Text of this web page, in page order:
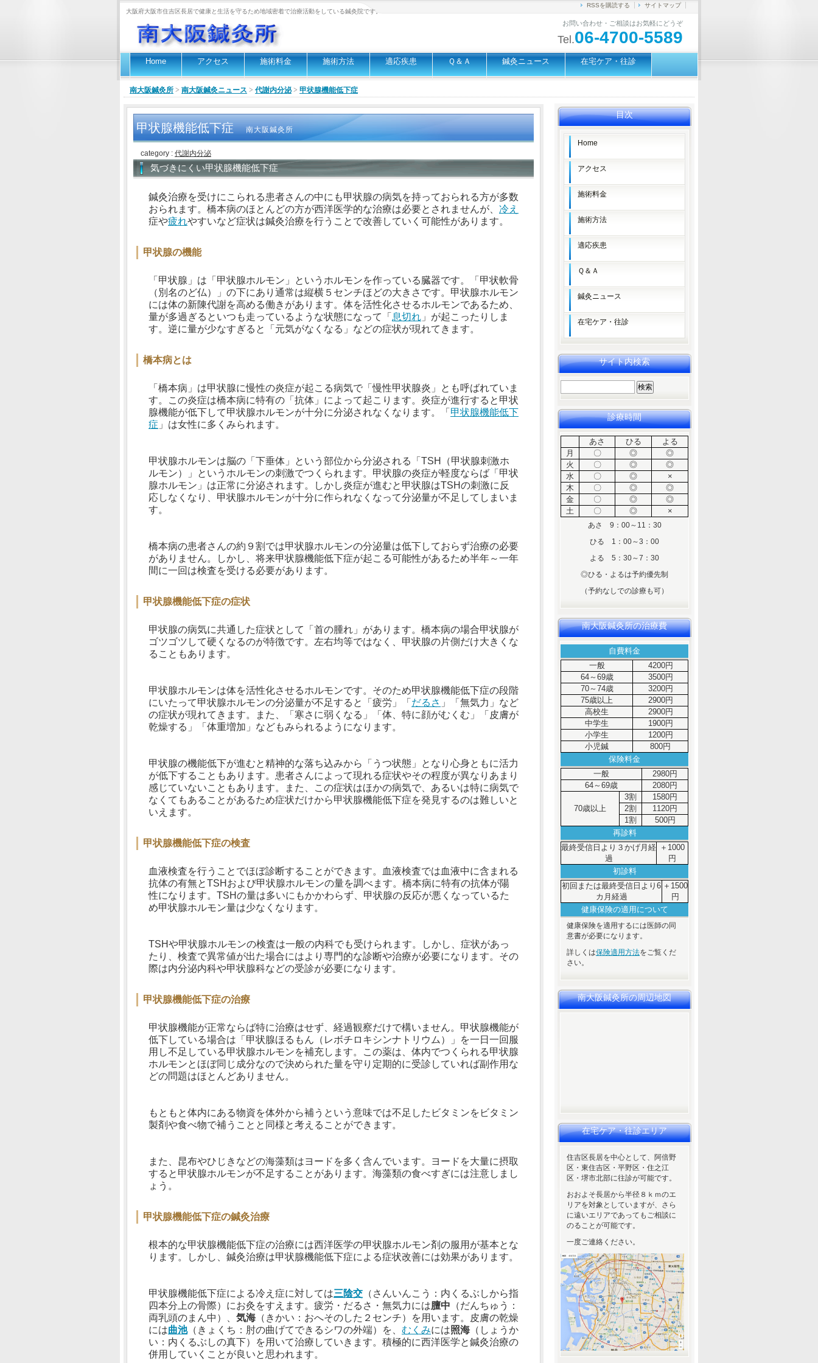
大阪府大阪市住吉区長居で健康と生活を守るため地域密着で治療活動をしている鍼灸院です。
お問い合わせ・ご相談はお気軽にどうぞ
Tel.06-4700-5589
RSSを購読する サイトマップ
Home アクセス 施術料金 施術方法 適応疾患 Ｑ＆Ａ 鍼灸ニュース 在宅ケア・往診
南大阪鍼灸所 > 南大阪鍼灸ニュース > 代謝内分泌> 甲状腺機能低下症
甲状腺機能低下症 南大阪鍼灸所
category : 代謝内分泌
気づきにくい甲状腺機能低下症
鍼灸治療を受けにこられる患者さんの中にも甲状腺の病気を持っておられる方が多数
おられます。橋本病のほとんどの方が西洋医学的な治療は必要とされませんが、 冷え
症や疲れやすいなど症状は鍼灸治療を行うことで改善していく可能性があります。
甲状腺の機能
「甲状腺」は「甲状腺ホルモン」というホルモンを作っている臓器です。「甲状軟骨
（別名のど仏）」の下にあり通常は縦横５センチほどの大きさです。甲状腺ホルモン
には体の新陳代謝を高める働きがあります。体を活性化させるホルモンであるため、
量が多過ぎるといつも走っているような状態になって「 息切れ 」が起こったりしま
す。逆に量が少なすぎると「元気がなくなる」などの症状が現れてきます。
橋本病とは
「橋本病」は甲状腺に慢性の炎症が起こる病気で「慢性甲状腺炎」とも呼ばれていま
す。この炎症は橋本病に特有の「抗体」によって起こります。炎症が進行すると甲状
腺機能が低下して甲状腺ホルモンが十分に分泌されなくなります。「 甲状腺機能低下
症 」は女性に多くみられます。
甲状腺ホルモンは脳の「下垂体」という部位から分泌される「TSH（甲状腺刺激ホ
ルモン）」というホルモンの刺激でつくられます。甲状腺の炎症が軽度ならば「甲状
腺ホルモン」は正常に分泌されます。しかし炎症が進むと甲状腺はTSHの刺激に反
応しなくなり、甲状腺ホルモンが十分に作られなくなって分泌量が不足してしまいま
す。
橋本病の患者さんの約９割では甲状腺ホルモンの分泌量は低下しておらず治療の必要
がありません。しかし、将来甲状腺機能低下症が起こる可能性があるため半年～一年
間に一回は検査を受ける必要があります。
甲状腺機能低下症の症状
甲状腺の病気に共通した症状として「首の腫れ」があります。橋本病の場合甲状腺が
ゴツゴツして硬くなるのが特徴です。左右均等ではなく、甲状腺の片側だけ大きくな
ることもあります。
甲状腺ホルモンは体を活性化させるホルモンです。そのため甲状腺機能低下症の段階
にいたって甲状腺ホルモンの分泌量が不足すると「疲労」「 だるさ 」「無気力」など
の症状が現れてきます。また、「寒さに弱くなる」「体、特に顔がむくむ」「皮膚が
乾燥する」「体重増加」などもみられるようになります。
甲状腺の機能低下が進むと精神的な落ち込みから「うつ状態」となり心身ともに活力
が低下することもあります。患者さんによって現れる症状やその程度が異なりあまり
感じていないこともあります。また、この症状はほかの病気で、あるいは特に病気で
なくてもあることがあるため症状だけから甲状腺機能低下症を発見するのは難しいと
いえます。
甲状腺機能低下症の検査
血液検査を行うことでほぼ診断することができます。血液検査では血液中に含まれる
抗体の有無とTSHおよび甲状腺ホルモンの量を調べます。橋本病に特有の抗体が陽
性になります。TSHの量は多いにもかかわらず、甲状腺の反応が悪くなっているた
め甲状腺ホルモン量は少なくなります。
TSHや甲状腺ホルモンの検査は一般の内科でも受けられます。しかし、症状があっ
たり、検査で異常値が出た場合にはより専門的な診断や治療が必要になります。その
際は内分泌内科や甲状腺科などの受診が必要になります。
甲状腺機能低下症の治療
甲状腺機能が正常ならば特に治療はせず、経過観察だけで構いません。甲状腺機能が
低下している場合は「甲状腺ほるもん（レボチロキシンナトリウム）」を一日一回服
用し不足している甲状腺ホルモンを補充します。この薬は、体内でつくられる甲状腺
ホルモンとほぼ同じ成分なので決められた量を守り定期的に受診していれば副作用な
どの問題はほとんどありません。
もともと体内にある物資を体外から補うという意味では不足したビタミンをビタミン
製剤や食べ物で補うことと同様と考えることができます。
また、昆布やひじきなどの海藻類はヨードを多く含んでいます。ヨードを大量に摂取
すると甲状腺ホルモンが不足することがあります。海藻類の食べすぎには注意しまし
ょう。
甲状腺機能低下症の鍼灸治療
根本的な甲状腺機能低下症の治療には西洋医学の甲状腺ホルモン剤の服用が基本とな
ります。しかし、鍼灸治療は甲状腺機能低下症による症状改善には効果があります。
甲状腺機能低下症による冷え症に対しては三陰交 （さんいんこう：内くるぶしから指
四本分上の骨際）にお灸をすえます。疲労・だるさ・無気力には膻中 （だんちゅう：
両乳頭のまん中）、 気海 （きかい：おへそのした２センチ）を用います。皮膚の乾燥
には曲池（きょくち：肘の曲げてできるシワの外端）を、 むくみには照海 （しょうか
い：内くるぶしの真下）を用いて治療していきます。積極的に西洋医学と鍼灸治療の
併用していくことが良いと思われます。
目次
Home
アクセス
施術料金
施術方法
適応疾患
Ｑ＆Ａ
鍼灸ニュース
在宅ケア・往診
サイト内検索
索:
診療時間
あさ ひる
よる
月
〇 ◎
◎
火
〇 ◎
◎
水
〇 ◎
×
木
〇 ◎
◎
金
〇 ◎
◎
土
〇 ◎ ×
あさ 9：00～11：30
ひる 1：00～3：00
よる 5：30～7：30
◎ひる・よるは予約優先制
（予約なしでの診療も可）
南大阪鍼灸所の治療費
自費料金
一般
4200円
64～69歳
3500円
70～74歳
3200円
75歳以上
2900円
高校生
2900円
中学生
1900円
小学生
1200円
小児鍼
800円
保険料金
一般
2980円
64～69歳
2080円
70歳以上
3割
1580円
2割
1120円
1割
500円
再診料
最終受信日より３かげ月経
過
＋1000
円
初診料
初回または最終受信日より6
カ月経過
＋1500
円
健康保険の適用について
健康保険を適用するには医師の同
意書が必要になります。
詳しくは保険適用方法をご覧くだ
さい。
南大阪鍼灸所の周辺地図
在宅ケア・往診エリア
住吉区長居を中心として、阿倍野
区・東住吉区・平野区・住之江
区・堺市北部に往診が可能です。
おおよそ長居から半径８ｋｍのエ
リアを対象としていますが、さら
に遠いエリアであってもご相談に
のることが可能です。
一度ご連絡ください。